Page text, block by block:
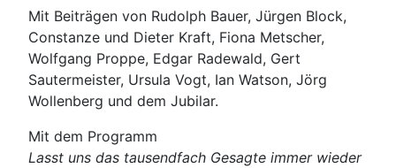
Mit Beiträgen von Rudolph Bauer, Jürgen Block,
Constanze und Dieter Kraft, Fiona Metscher,
Wolfgang Proppe, Edgar Radewald, Gert
Sautermeister, Ursula Vogt, Ian Watson, Jörg
Wollenberg und dem Jubilar.
Mit dem Programm
Lasst uns das tausendfach Gesagte immer wieder